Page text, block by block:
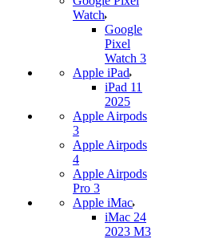
Watch
Google
Pixel
Watch 3
Apple iPad
iPad 11
2025
Apple Airpods
3
Apple Airpods
4
Apple Airpods
Pro 3
Apple iMac
iMac 24
2023 M3